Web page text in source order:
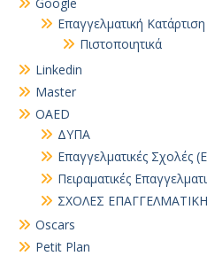
Επαγγελματική Κατάρτιση
Πιστοποιητικά
Linkedin
Master
OAED
ΔΥΠΑ
Επαγγελματικές Σχολές
Πειραματικές
ΣΧΟΛΕΣ
Oscars
Petit Plan